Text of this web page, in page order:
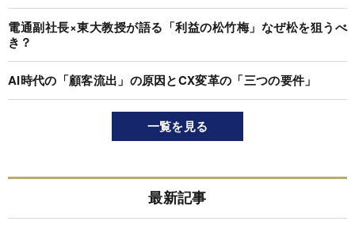
電通副社長×東大教授が語る「利益の松竹梅」なぜ松を狙うべ
き？
AI時代の「顧客流出」の原因とCX変革の「三つの要件」
一覧を見る
最新記事